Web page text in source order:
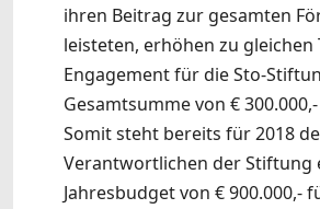
ihren Beitrag zur gesamten
leisteten, erhöhen zu gleichen
Engagement für die Sto-
Gesamtsumme von € 300.000,-
Somit steht bereits für 2018
Verantwortlichen der Stiftung
Jahresbudget von € 900.000,-